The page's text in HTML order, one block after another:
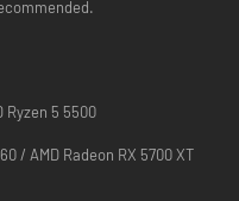
Elas carregam suas
repetidamente. Mas
de uma equipe de soldados
os ramos cristalinos
e companheiros robôs
experimentará suas alegrias,
Ryzen 5 5500
/ AMD Radeon RX 5700 XT